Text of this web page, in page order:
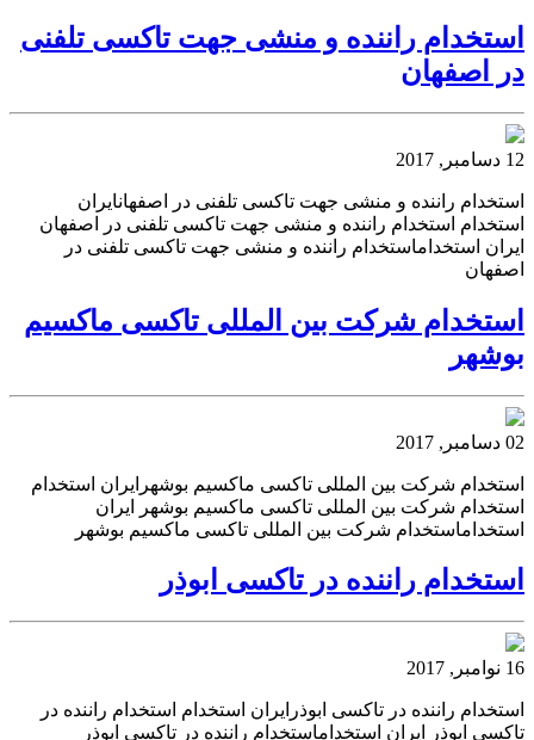
استخدام راننده و منشی جهت تاکسی تلفنی
در اصفهان
12 دسامبر, 2017
استخدام راننده و منشی جهت تاکسی تلفنی در اصفهانایران
استخدام استخدام راننده و منشی جهت تاکسی تلفنی در اصفهان
ایران استخداماستخدام راننده و منشی جهت تاکسی تلفنی در
اصفهان
استخدام شرکت بین المللی تاکسی ماکسیم
بوشهر
02 دسامبر, 2017
استخدام شرکت بین المللی تاکسی ماکسیم بوشهرایران استخدام
استخدام شرکت بین المللی تاکسی ماکسیم بوشهر ایران
استخداماستخدام شرکت بین المللی تاکسی ماکسیم بوشهر
استخدام راننده در تاکسی ابوذر
16 نوامبر, 2017
استخدام راننده در تاکسی ابوذرایران استخدام استخدام راننده در
تاکسی ابوذر ایران استخداماستخدام راننده در تاکسی ابوذر